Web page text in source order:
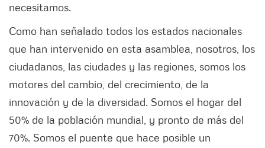
necesitamos.
Como han señalado todos los estados nacionales
que han intervenido en esta asamblea, nosotros, los
ciudadanos, las ciudades y las regiones, somos los
motores del cambio, del crecimiento, de la
innovación y de la diversidad. Somos el hogar del
50% de la población mundial, y pronto de más del
70%. Somos el puente que hace posible un